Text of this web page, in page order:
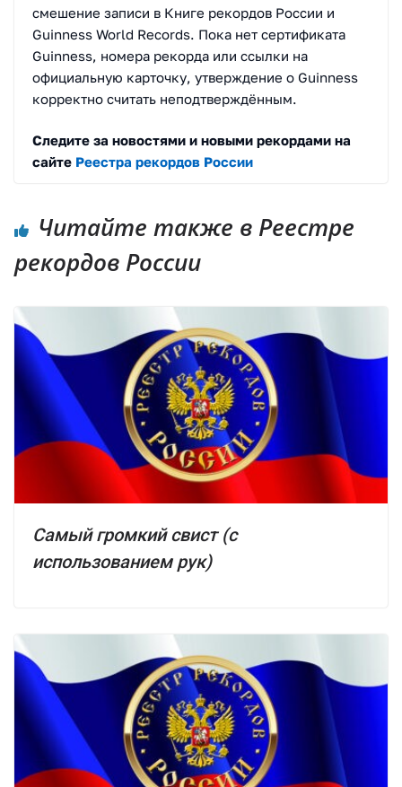
смешение записи в Книге рекордов России и
Guinness World Records. Пока нет сертификата
Guinness, номера рекорда или ссылки на
официальную карточку, утверждение о Guinness
корректно считать неподтверждённым.
Следите за новостями и новыми рекордами на
сайте Реестра рекордов России
Читайте также в Реестре
рекордов России
Самый громкий свист (с
использованием рук)